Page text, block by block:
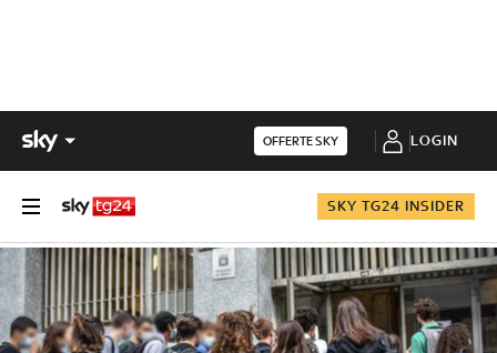
OFFERTE SKY LOGIN
SKY TG24 INSIDER